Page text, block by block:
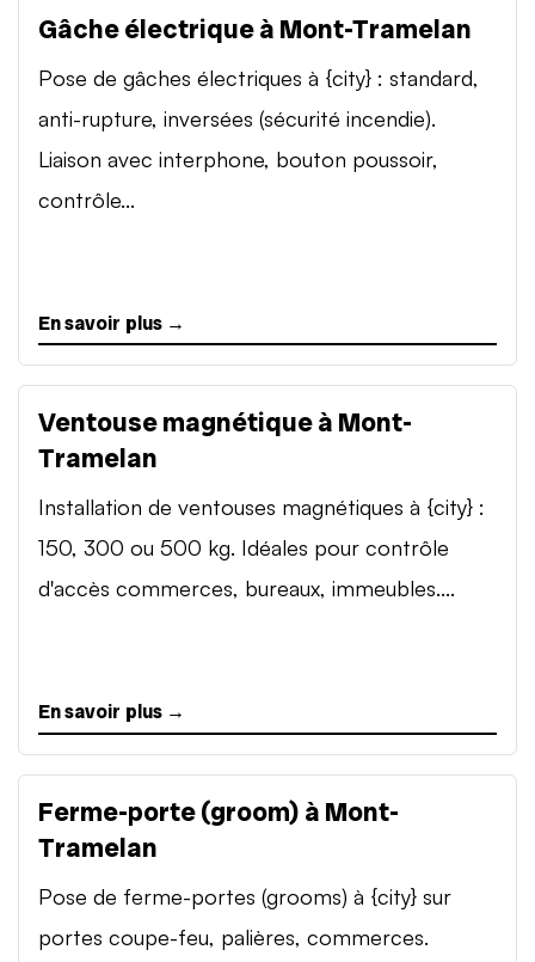
Gâche électrique à Mont-Tramelan
Pose de gâches électriques à {city} : standard,
anti-rupture, inversées (sécurité incendie).
Liaison avec interphone, bouton poussoir,
contrôle...
En savoir plus →
Ventouse magnétique à Mont-
Tramelan
Installation de ventouses magnétiques à {city} :
150, 300 ou 500 kg. Idéales pour contrôle
d'accès commerces, bureaux, immeubles....
En savoir plus →
Ferme-porte (groom) à Mont-
Tramelan
Pose de ferme-portes (grooms) à {city} sur
portes coupe-feu, palières, commerces.